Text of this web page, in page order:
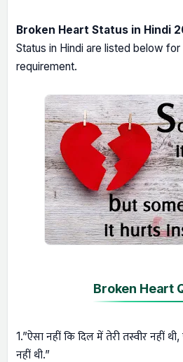
Broken Heart Status in Hindi
Status in Hindi are listed below
requirement.
Broken Heart
1.”ऐसा नहीं कि दिल में तेरी तस्वीर नहीं
नहीं थी.”